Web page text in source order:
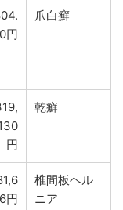
円
爪白癬
円
乾癬
円
椎間板ヘル
ニア